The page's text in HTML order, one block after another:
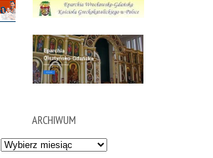
ARCHIWUM
Archiwum